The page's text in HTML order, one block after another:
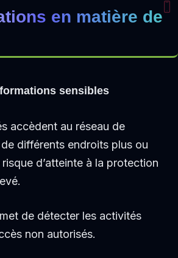
en matière de
sensibles
accèdent au réseau de
de différents endroits plus ou
d’atteinte à la protection
de détecter les activités
non autorisés.